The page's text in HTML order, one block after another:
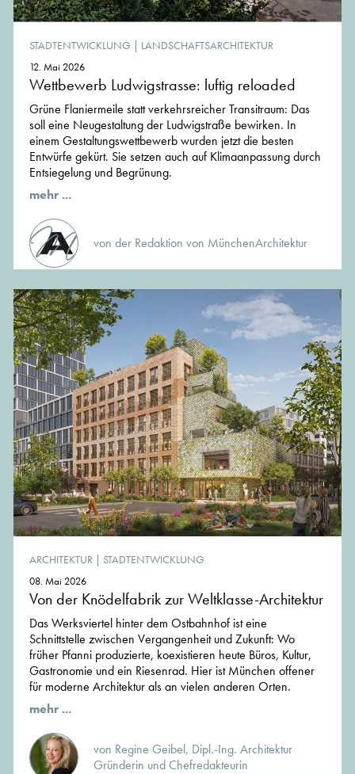
STADTENTWICKLUNG | LANDSCHAFTSARCHITEKTUR
12. Mai 2026
Wettbewerb Ludwigstrasse: luftig reloaded
Grüne Flaniermeile statt verkehrsreicher Transitraum: Das
soll eine Neugestaltung der Ludwigstraße bewirken. In
einem Gestaltungswettbewerb wurden jetzt die besten
Entwürfe gekürt. Sie setzen auch auf Klimaanpassung durch
Entsiegelung und Begrünung.
mehr ...
von der Redaktion von MünchenArchitektur
ARCHITEKTUR | STADTENTWICKLUNG
08. Mai 2026
Von der Knödelfabrik zur Weltklasse-Architektur
Das Werksviertel hinter dem Ostbahnhof ist eine
Schnittstelle zwischen Vergangenheit und Zukunft: Wo
früher Pfanni produzierte, koexistieren heute Büros, Kultur,
Gastronomie und ein Riesenrad. Hier ist München offener
für moderne Architektur als an vielen anderen Orten.
mehr ...
von Regine Geibel, Dipl.-Ing. Architektur
Gründerin und Chefredakteurin